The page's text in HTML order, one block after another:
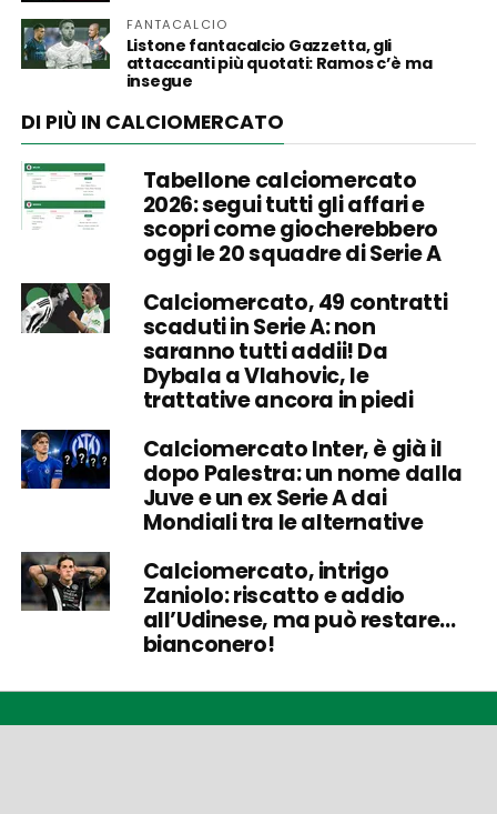
FANTACALCIO
Listone fantacalcio Gazzetta, gli
attaccanti più quotati: Ramos c’è ma
insegue
DI PIÙ IN CALCIOMERCATO
Tabellone calciomercato
2026: segui tutti gli affari e
scopri come giocherebbero
oggi le 20 squadre di Serie A
Calciomercato, 49 contratti
scaduti in Serie A: non
saranno tutti addii! Da
Dybala a Vlahovic, le
trattative ancora in piedi
Calciomercato Inter, è già il
dopo Palestra: un nome dalla
Juve e un ex Serie A dai
Mondiali tra le alternative
Calciomercato, intrigo
Zaniolo: riscatto e addio
all’Udinese, ma può restare…
bianconero!